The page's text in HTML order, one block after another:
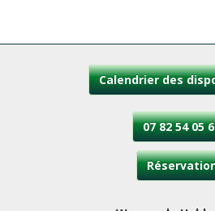
Calendrier des
07 82 54 05